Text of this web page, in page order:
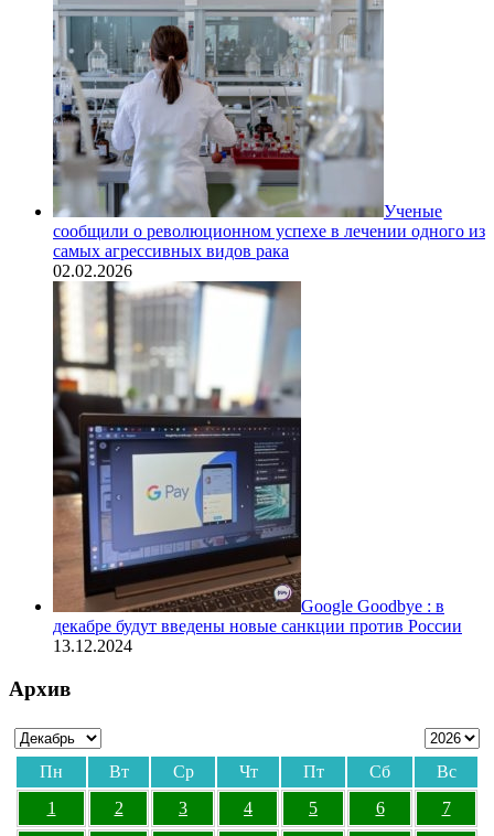
Ученые
сообщили о революционном успехе в лечении одного из
самых агрессивных видов рака
02.02.2026
Google Goodbye : в
декабре будут введены новые санкции против России
13.12.2024
Архив
Пн Вт Ср Чт Пт Сб
Вс
1
2 3 4 5 6 7